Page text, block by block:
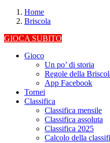
Home
Briscola
GIOCA SUBITO
Gioco
Un po’ di storia
Regole della
App Facebook
Tornei
Classifica
Classifica mensile
Classifica assoluta
Classifica 2025
Calcolo della